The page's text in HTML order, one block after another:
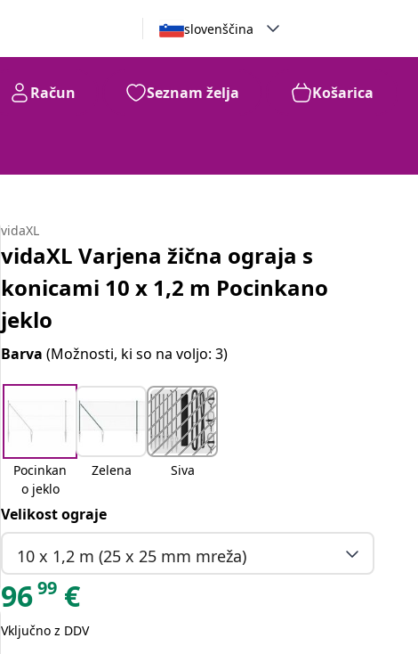
slovenščina
Račun Seznam želja Košarica
vidaXL
vidaXL Varjena žična ograja s
konicami 10 x 1,2 m Pocinkano
jeklo
Barva(Možnosti, ki so na voljo: 3)
Pocinkan
o jeklo
Zelena Siva
Velikost ograje
10 x 1,2 m (25 x 25 mm mreža)
9699 €
Vključno z DDV